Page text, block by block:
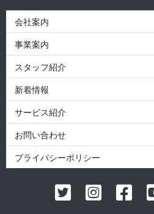
会社案内
事業案内
スタッフ紹介
新着情報
サービス紹介
お問い合わせ
プライバシーポリシー